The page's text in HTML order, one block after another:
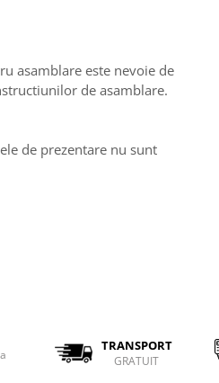
asamblare este nevoie de
de asamblare.
de prezentare nu sunt
TRANSPORT
GRATUIT